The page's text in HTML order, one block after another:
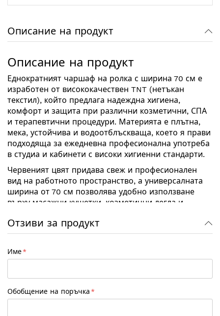
7,67 €/15,00 лв. 9,71 €/18,99 лв.
Описание на продукт
Описание на продукт
Еднократният чаршаф на ролка с ширина 70 см е
изработен от висококачествен TNT (нетъкан
текстил), който предлага надеждна хигиена,
комфорт и защита при различни козметични, СПА
и терапевтични процедури. Материята е плътна,
мека, устойчива и водоотблъскваща, което я прави
подходяща за ежедневна професионална употреба
в студиа и кабинети с високи хигиенни стандарти.
Червеният цвят придава свеж и професионален
вид на работното пространство, а универсалната
ширина от 70 см позволява удобно използване
върху масажни кушетки, козметични легла и
Характеристики:
• Ширина: 70 см
наличност/продуктова серия)
• Цвят: Червен
• Тип: Еднократен чаршаф на ролка
Отзиви за продукт
Име
Обобщение на поръчка